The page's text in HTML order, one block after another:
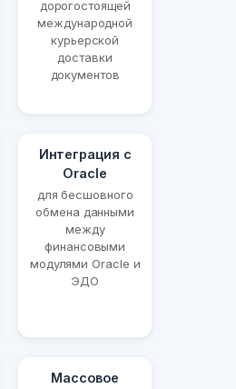
дорогостоящей
международной
курьерской
доставки
документов
Интеграция с
Oracle
для бесшовного
обмена данными
между
финансовыми
модулями Oracle и
ЭДО
Массовое